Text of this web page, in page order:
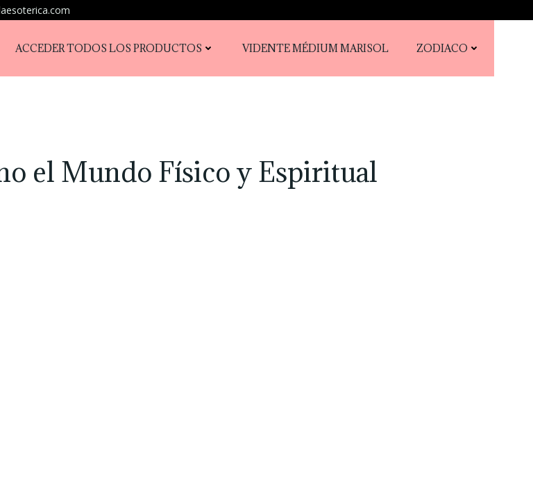
ACCEDER TODOS LOS PRODUCTOS VIDENTE MÉDIUM MARISOL ZODIACO
el Mundo Físico y Espiritual